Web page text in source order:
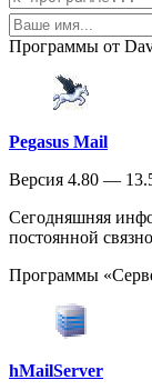
Программы от
Pegasus Mail
Версия 4.80 —
Сегодняшняя
постоянной
Программы
hMailServer